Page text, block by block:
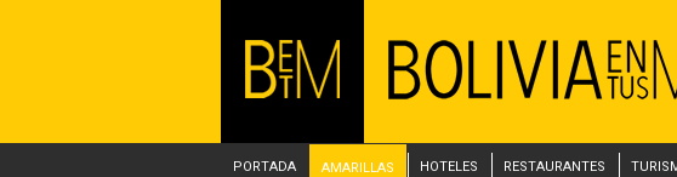
PORTADA AMARILLAS HOTELES RESTAURANTES